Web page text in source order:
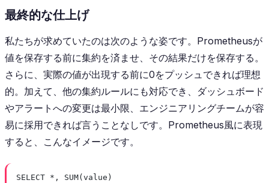
最終的な仕上げ
私たちが求めていたのは次のような姿です。Prometheusが
値を保存する前に集約を済ませ、その結果だけを保存する。
さらに、実際の値が出現する前に0をプッシュできれば理想
的。加えて、他の集約ルールにも対応でき、ダッシュボード
やアラートへの変更は最小限、エンジニアリングチームが容
易に採用できれば言うことなしです。Prometheus風に表現
すると、こんなイメージです。
SELECT * , SUM( value )